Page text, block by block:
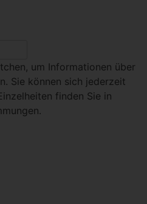
, um Informationen über
Sie können sich jederzeit
finden Sie in